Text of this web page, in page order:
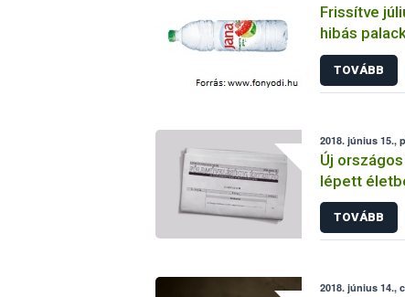
Frissítve
hibás
kivonni a
TOVÁBB
2018. június 15.,
Új
lépett
TOVÁBB
2018. június 14.,